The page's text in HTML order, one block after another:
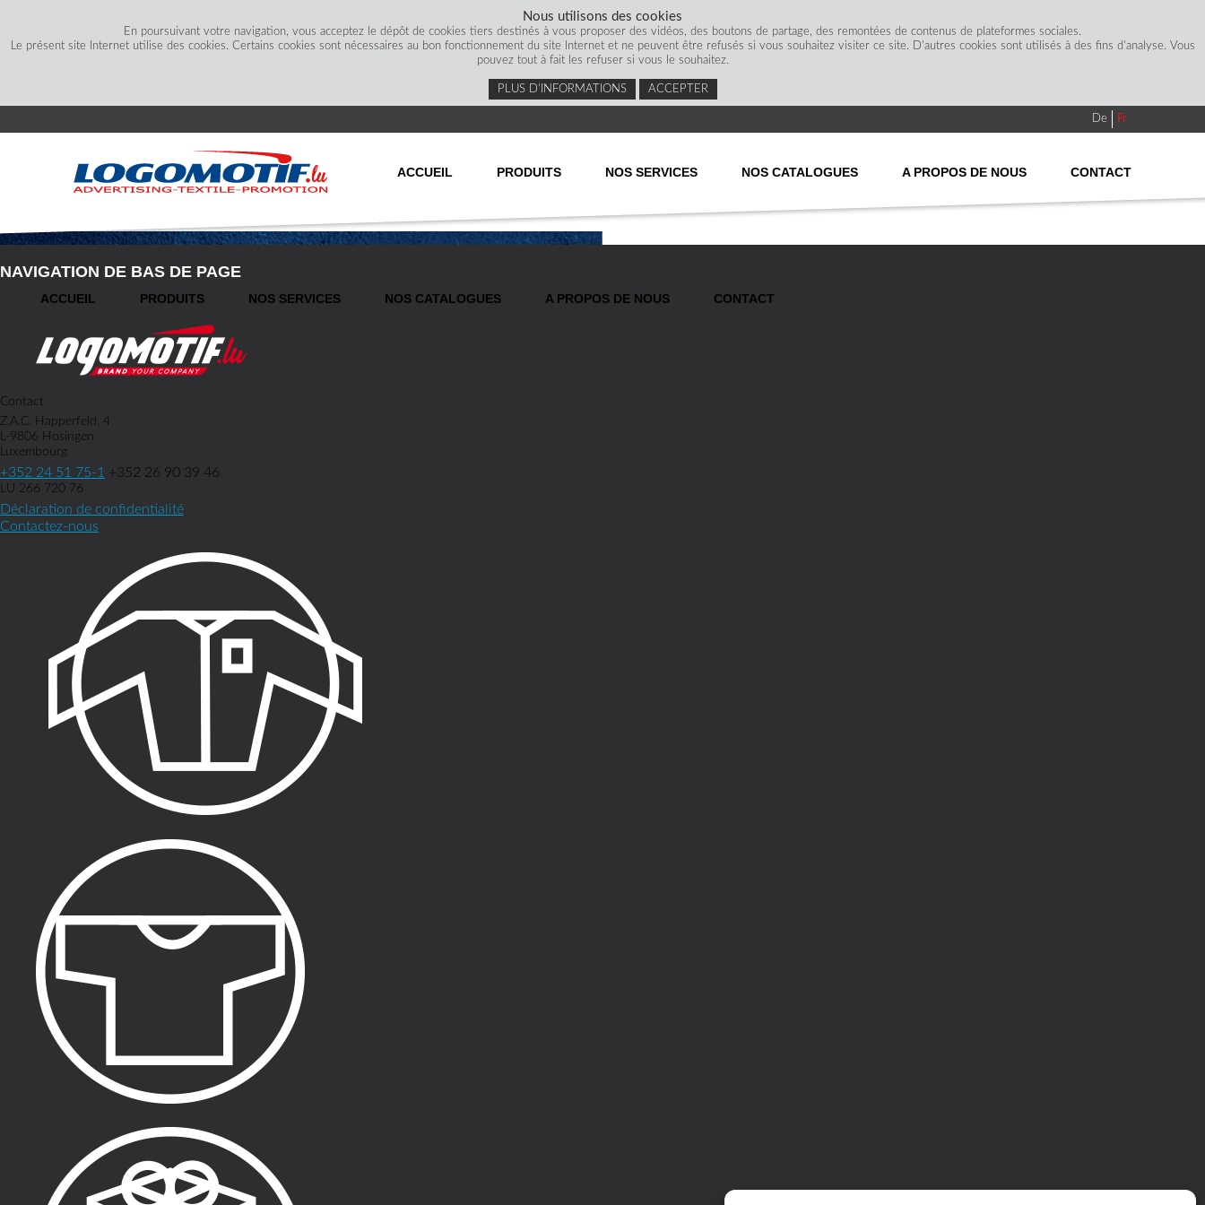
Nous utilisons des cookies
En poursuivant votre navigation, vous acceptez le dépôt de cookies tiers destinés à vous proposer des vidéos, des boutons de partage, des remontées de contenus de plateformes sociales.
Le présent site Internet utilise des cookies. Certains cookies sont nécessaires au bon fonctionnement du site Internet et ne peuvent être refusés si vous souhaitez visiter ce site. D'autres cookies sont utilisés à des fins d'analyse. Vous
pouvez tout à fait les refuser si vous le souhaitez.
PLUS D’INFORMATIONS ACCEPTER
De Fr
ACCUEIL PRODUITS NOS SERVICES NOS CATALOGUES A PROPOS DE NOUS CONTACT
NAVIGATION DE BAS DE PAGE
ACCUEIL PRODUITS NOS SERVICES NOS CATALOGUES A PROPOS DE NOUS CONTACT
Contact
Z.A.C. Happerfeld, 4
L-9806 Hosingen
Luxembourg
+352 24 51 75-1 +352 26 90 39 46
LU 266 720 76
Déclaration de confidentialité
Contactez-nous